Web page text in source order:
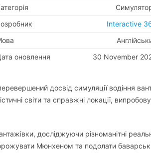
Interactive
оновлення
30 November
досвід симуляції водіння
світи та справжні локації,
досліджуючи різноманітні
Мюнхеном та подолати